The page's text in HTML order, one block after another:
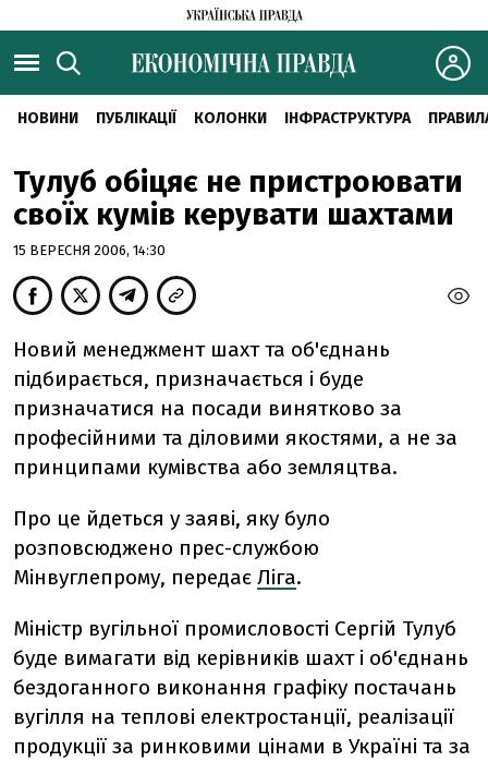
НОВИНИ ПУБЛІКАЦІЇ КОЛОНКИ ІНФРАСТРУКТУРА
Тулуб обіцяє не пристроювати
своїх кумів керувати шахтами
15 ВЕРЕСНЯ 2006, 14:30
Новий менеджмент шахт та об'єднань
підбирається, призначається і буде
призначатися на посади винятково за
професійними та діловими якостями, а не за
принципами кумівства або земляцтва.
Про це йдеться у заяві, яку було
розповсюджено прес-службою
Мінвуглепрому, передає Ліга.
Міністр вугільної промисловості Сергій Тулуб
буде вимагати від керівників шахт і об'єднань
бездоганного виконання графіку постачань
вугілля на теплові електростанції, реалізації
продукції за ринковими цінами в Україні та за